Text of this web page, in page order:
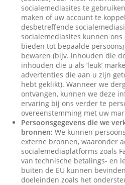
socialemediasites te
maken of uw account te
desbetreffende
socialemediasites kunnen
bieden tot bepaalde
bewaren (bijv. inhouden die
inhouden die u als ‘leuk’
advertenties die aan u zijn
hebt geklikt). Wanneer we
ontvangen, kunnen we deze
ervaring bij ons verder te
overeenstemming met uw
Persoonsgegevens die we
bronnen: We kunnen
externe bronnen, waaronder
socialemediaplatforms zoals
van technische betalings- en
buiten de EU kunnen
doeleinden zoals het